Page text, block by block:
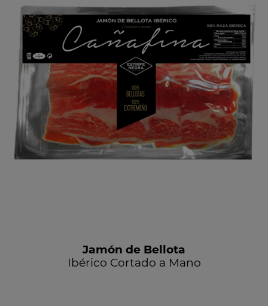
Jamón de Bellota
Ibérico Cortado a Mano